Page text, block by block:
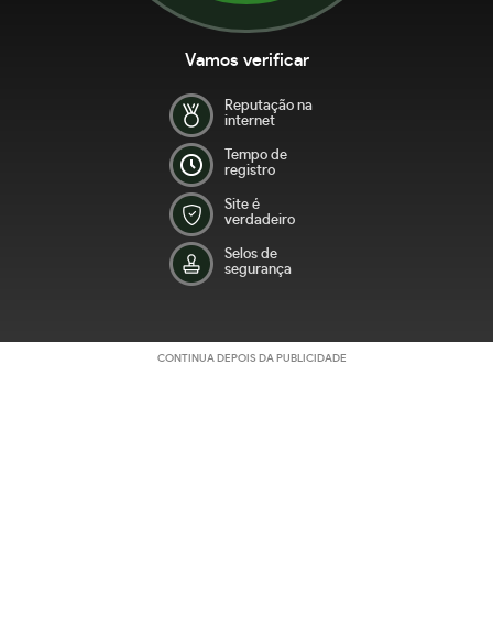
Vamos verificar
Reputação na
internet
Tempo de
registro
Site é
verdadeiro
Selos de
segurança
CONTINUA DEPOIS DA PUBLICIDADE